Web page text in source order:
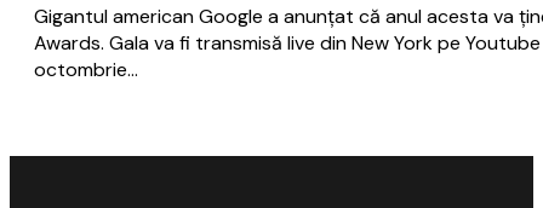
Gigantul american Google a anunţat că anul acesta va
Awards. Gala va fi transmisă live din New York pe
octombrie…